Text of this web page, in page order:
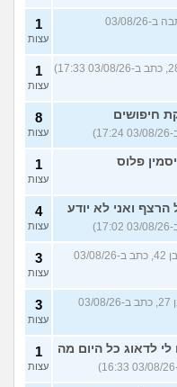
(קולית, בת 20, כתבה ב-03/08/26
1
עצות
1
עצות
חיפושים
8
עצות
פלוס 1
עצות
ואני לא יודע
4
עצות
(דן, בן 42, כתב ב-03/08/26
3
עצות
(אנושי, בן 27, כתב ב-03/08/26
3
עצות
לי לדאוג כל היום מה
1
עצות